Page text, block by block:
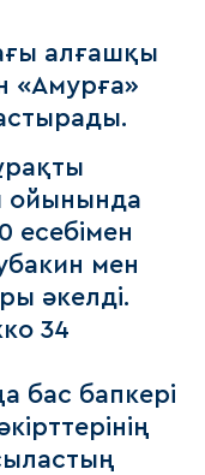
алғашқы
«Амурға»
ойынында
есебімен
мен
әкелді.
34
бас бапкері